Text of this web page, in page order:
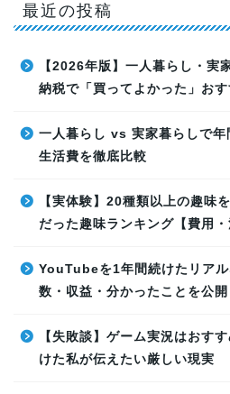
最近の投稿
【2026年版】一人暮らし・実
納税で「買ってよかった」お
一人暮らし vs 実家暮らしで年
生活費を徹底比較
【実体験】20種類以上の趣味
だった趣味ランキング【費用
YouTubeを1年間続けたリア
数・収益・分かったことを公開
【失敗談】ゲーム実況はおす
けた私が伝えたい厳しい現実